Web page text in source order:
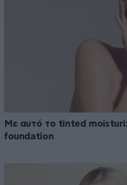
Με αυτό το tinted
foundation